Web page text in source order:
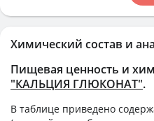
Химический состав и
Пищевая ценность и
"КАЛЬЦИЯ ГЛЮКОНАТ".
В таблице приведено